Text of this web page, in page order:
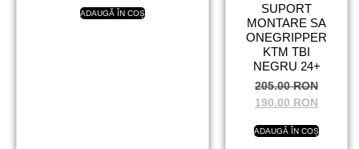
ADAUGĂ ÎN COȘ
SUPORT
MONTARE SA
ONEGRIPPER
KTM TBI
NEGRU 24+
205.00RON
190.00 RON
ADAUGĂ ÎN COȘ